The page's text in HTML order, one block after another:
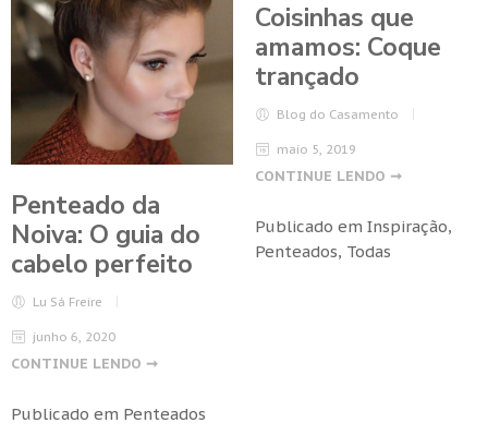
Penteado da
Noiva: O guia do
cabelo perfeito
Lu Sá Freire
junho 6, 2020
CONTINUE LENDO ➞
Publicado em Penteados
Coisinhas que
amamos: Coque
trançado
Blog do Casamento
maio 5, 2019
CONTINUE LENDO ➞
Publicado em Inspiração,
Penteados, Todas